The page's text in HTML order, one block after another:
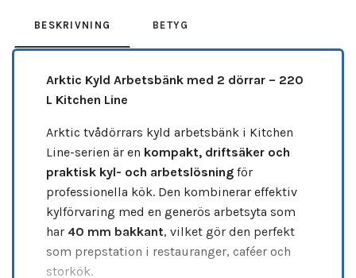
BESKRIVNING BETYG
Arktic Kyld Arbetsbänk med 2 dörrar – 220
L Kitchen Line
Arktic tvådörrars kyld arbetsbänk i Kitchen
Line-serien är en kompakt, driftsäker och
praktisk kyl- och arbetslösning för
professionella kök. Den kombinerar effektiv
kylförvaring med en generös arbetsyta som
har 40 mm bakkant, vilket gör den perfekt
som prepstation i restauranger, caféer och
storkök.